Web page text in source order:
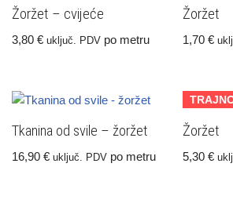
Žoržet – cvijeće
3,80 € uključ. PDV po metru
Žoržet
1,70€
Tkanina od svile – žoržet
16,90 € uključ. PDV po metru
Žoržet
5,30€